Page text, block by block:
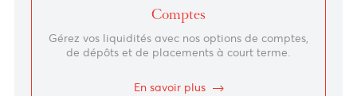
Une banque qui
vous accompagne
au quotidien